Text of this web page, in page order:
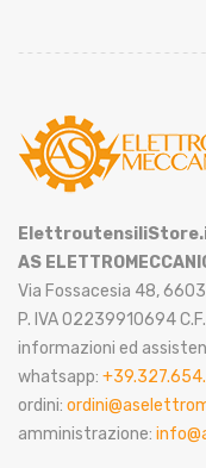
AS
Via Fossacesia 48,
P. IVA 02239910694
informazioni ed
whatsapp:
ordini:
amministrazione: